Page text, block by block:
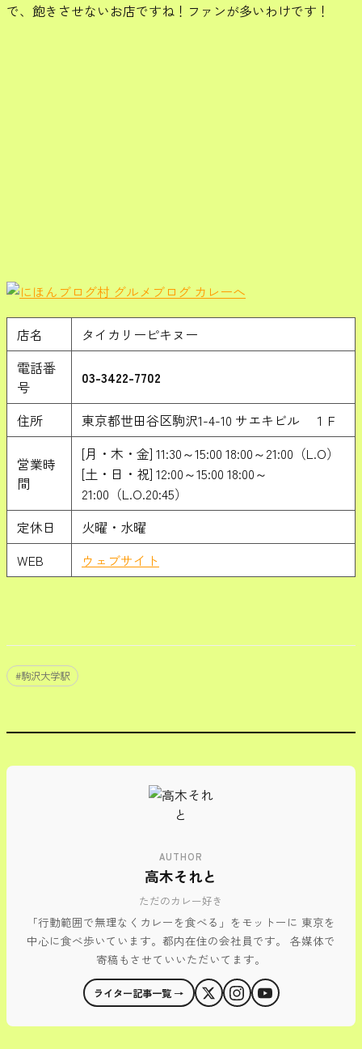
で、飽きさせないお店ですね！ファンが多いわけです！
店名
タイカリーピキヌー
電話番
号
03-3422-7702
住所 東京都世田谷区駒沢1-4-10 サエキビル １Ｆ
営業時
間
[月・木・金] 11:30～15:00 18:00～21:00（L.O）
[土・日・祝] 12:00～15:00 18:00～
21:00（L.O.20:45）
定休日
火曜・水曜
WEB
ウェブサイト
#駒沢大学駅
AUTHOR
高木それと
ただのカレー好き
「行動範囲で無理なくカレーを食べる」をモットーに 東京を
中心に食べ歩いています。都内在住の会社員です。 各媒体で
寄稿もさせていいただいてます。
ライター記事一覧 →